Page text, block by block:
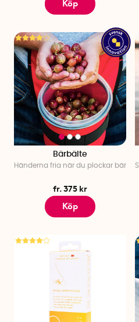
Köp
Bärbälte
Händerna fria när du plockar bär
fr. 375 kr
Köp